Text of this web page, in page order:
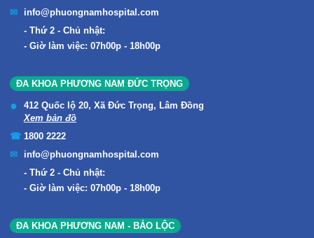
info@phuongnamhospital.com
Thứ 2 - Chủ nhật:
Giờ làm việc: 07h00p - 18h00p
ĐA KHOA PHƯƠNG NAM ĐỨC TRỌNG
412 Quốc lộ 20, Xã Đức Trọng, Lâm Đồng
Xem bản đồ
1800 2222
info@phuongnamhospital.com
Thứ 2 - Chủ nhật:
Giờ làm việc: 07h00p - 18h00p
ĐA KHOA PHƯƠNG NAM - BẢO LỘC